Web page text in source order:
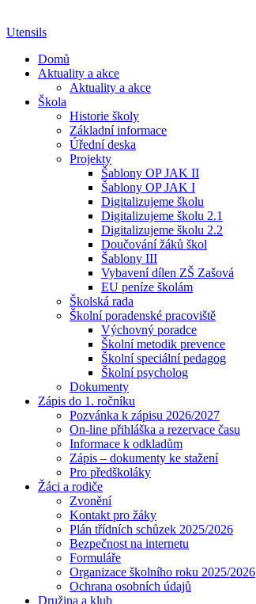
Utensils
Domů
Aktuality a akce
Aktuality a akce
Škola
Historie školy
Základní informace
Úřední deska
Projekty
Šablony OP JAK II
Šablony OP JAK I
Digitalizujeme školu
Digitalizujeme školu 2.1
Digitalizujeme školu 2.2
Doučování žáků škol
Šablony III
Vybavení dílen ZŠ Zašová
EU peníze školám
Školská rada
Školní poradenské pracoviště
Výchovný poradce
Školní metodik prevence
Školní speciální pedagog
Školní psycholog
Dokumenty
Zápis do 1. ročníku
Pozvánka k zápisu 2026/2027
On-line přihláška a rezervace času
Informace k odkladům
Zápis – dokumenty ke stažení
Pro předškoláky
Žáci a rodiče
Zvonění
Kontakt pro žáky
Plán třídních schůzek 2025/2026
Bezpečnost na internetu
Formuláře
Organizace školního roku 2025/2026
Ochrana osobních údajů
Družina a klub